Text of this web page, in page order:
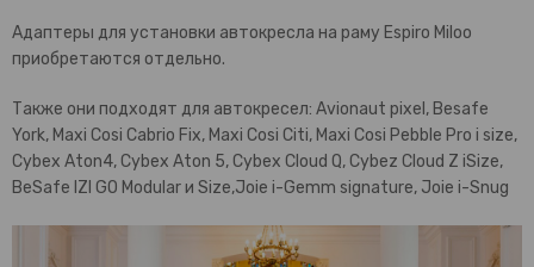
Адаптеры для установки автокресла на раму Espiro Miloo
приобретаются отдельно.
Также они подходят для автокресел: Avionaut pixel, Besafe
York, Maxi Cosi Cabrio Fix, Maxi Cosi Citi, Maxi Cosi Pebble Pro i size,
Cybex Aton4, Cybex Aton 5, Cybex Cloud Q, Cybez Cloud Z iSize,
BeSafe IZI GO Modular и Size,Joie i-Gemm signature, Joie i-Snug